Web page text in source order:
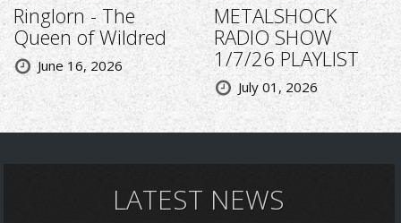
Ringlorn - The
Queen of Wildred
June 16, 2026
METALSHOCK
RADIO SHOW
1/7/26 PLAYLIST
July 01, 2026
LATEST NEWS